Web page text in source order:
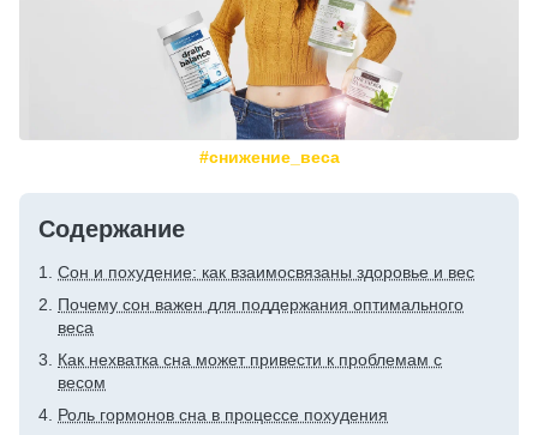
#снижение_веса
Содержание
Сон и похудение: как взаимосвязаны здоровье и вес
Почему сон важен для поддержания оптимального
веса
Как нехватка сна может привести к проблемам с
весом
Роль гормонов сна в процессе похудения